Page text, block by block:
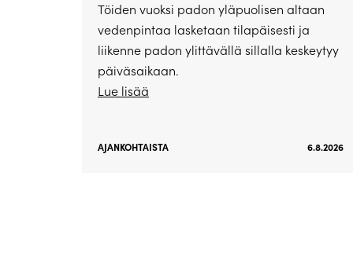
Töiden vuoksi padon yläpuolisen altaan
vedenpintaa lasketaan tilapäisesti ja
liikenne padon ylittävällä sillalla keskeytyy
päiväsaikaan.
Lue lisää
AJANKOHTAISTA 6.8.2026